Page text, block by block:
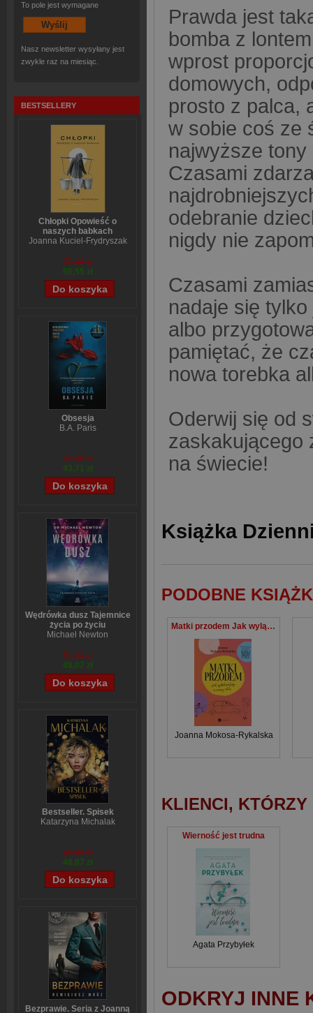
To pole jest wymagane
Nasz newsletter wysyłany jest
zwykle raz na miesiąc.
BESTSELLERY
Chłopki Opowieść o
naszych babkach
Joanna Kuciel-Frydryszak
70,44 zł
56,55 zł
Obsesja
B.A. Paris
54,39 zł
43,71 zł
Wędrówka dusz Tajemnice
życia po życiu
Michael Newton
59,84 zł
48,07 zł
Bestseller. Spisek
Katarzyna Michalak
59,84 zł
48,07 zł
Bezprawie. Seria z Joanną
Prawda jest
bomba z
wprost
domowych,
prosto z palca,
w sobie coś ze
najwyższe tony
Czasami
odebranie
nigdy nie
Czasami
nadaje się
albo
pamiętać, że
nowa torebka
Oderwij się od
zaskakującego
na świecie!
Książka
PODOBNE
Matki przodem Jak wylądowałyśmy w ciemnej d***e
Joanna Mokosa-Rykalska
KLIENCI,
Wierność jest trudna
Agata Przybyłek
ODKRYJ INNE